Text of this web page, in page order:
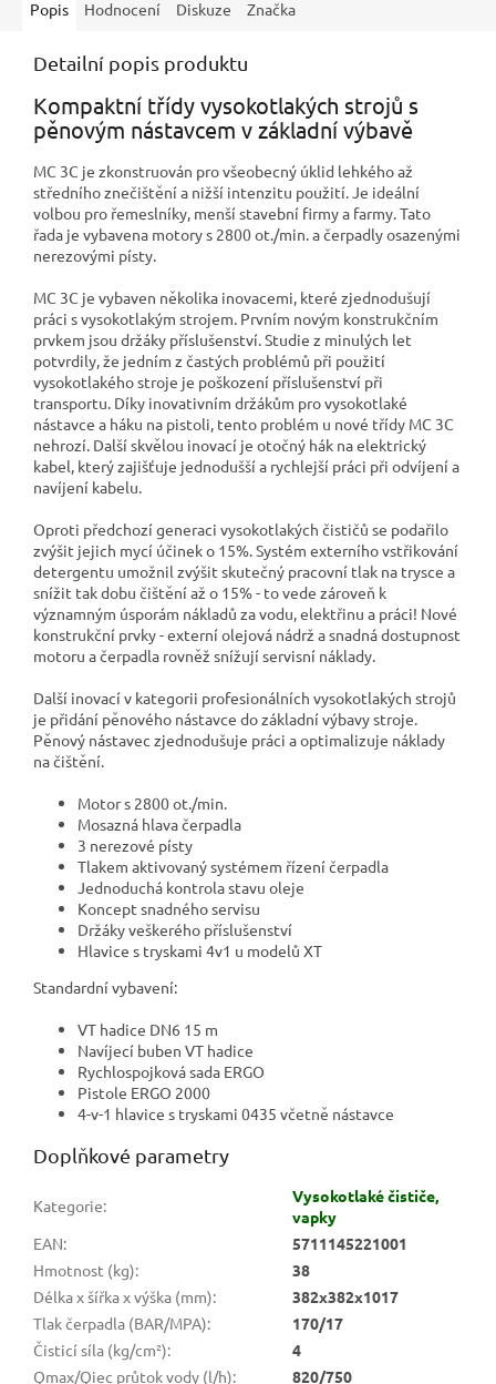
Popis Hodnocení Diskuze Značka
Detailní popis produktu
Kompaktní třídy vysokotlakých strojů s
pěnovým nástavcem v základní výbavě
MC 3C je zkonstruován pro všeobecný úklid lehkého až
středního znečištění a nižší intenzitu použití. Je ideální
volbou pro řemeslníky, menší stavební firmy a farmy. Tato
řada je vybavena motory s 2800 ot./min. a čerpadly osazenými
nerezovými písty.
MC 3C je vybaven několika inovacemi, které zjednodušují
práci s vysokotlakým strojem. Prvním novým konstrukčním
prvkem jsou držáky příslušenství. Studie z minulých let
potvrdily, že jedním z častých problémů při použití
vysokotlakého stroje je poškození příslušenství při
transportu. Díky inovativním držákům pro vysokotlaké
nástavce a háku na pistoli, tento problém u nové třídy MC 3C
nehrozí. Další skvělou inovací je otočný hák na elektrický
kabel, který zajišťuje jednodušší a rychlejší práci při odvíjení a
navíjení kabelu.
Oproti předchozí generaci vysokotlakých čističů se podařilo
zvýšit jejich mycí účinek o 15%. Systém externího vstřikování
detergentu umožnil zvýšit skutečný pracovní tlak na trysce a
snížit tak dobu čištění až o 15% - to vede zároveň k
významným úsporám nákladů za vodu, elektřinu a práci! Nové
konstrukční prvky - externí olejová nádrž a snadná dostupnost
motoru a čerpadla rovněž snížují servisní náklady.
Další inovací v kategorii profesionálních vysokotlakých strojů
je přidání pěnového nástavce do základní výbavy stroje.
Pěnový nástavec zjednodušuje práci a optimalizuje náklady
na čištění.
Motor s 2800 ot./min.
Mosazná hlava čerpadla
3 nerezové písty
Tlakem aktivovaný systémem řízení čerpadla
Jednoduchá kontrola stavu oleje
Koncept snadného servisu
Držáky veškerého příslušenství
Hlavice s tryskami 4v1 u modelů XT
Standardní vybavení:
VT hadice DN6 15 m
Navíjecí buben VT hadice
Rychlospojková sada ERGO
Pistole ERGO 2000
4-v-1 hlavice s tryskami 0435 včetně nástavce
Doplňkové parametry
Kategorie:
Vysokotlaké čističe,
vapky
EAN:
5711145221001
Hmotnost (kg):
38
Délka x šířka x výška (mm):
382x382x1017
Tlak čerpadla (BAR/MPA):
170/17
Čisticí síla (kg/cm²):
4
Qmax/Qiec průtok vody (l/h):
820/750